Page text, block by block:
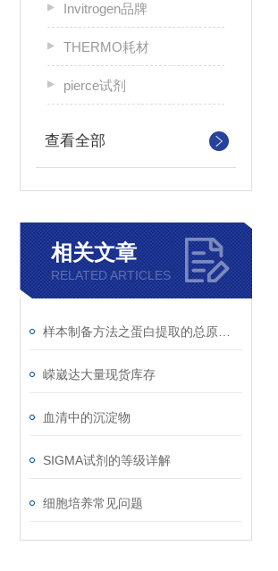
Invitrogen品牌
THERMO耗材
pierce试剂
查看全部
相关文章
RELATED ARTICLES
嵘崴达大量现货库存
血清中的沉淀物
SIGMA试剂的等级详解
细胞培养常见问题